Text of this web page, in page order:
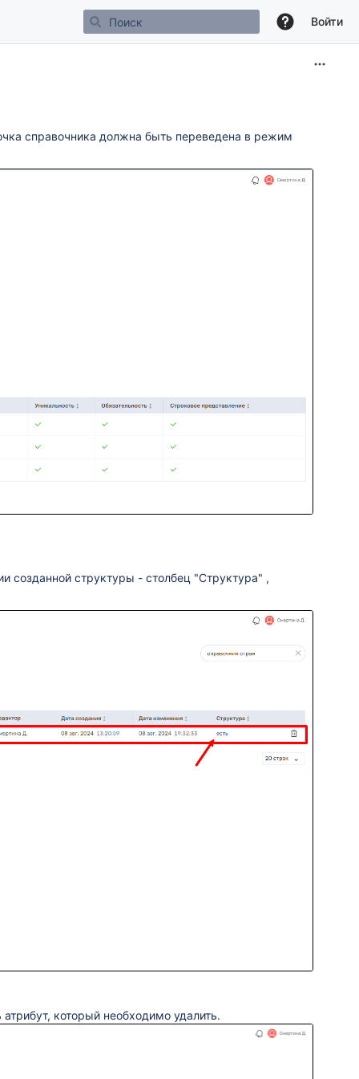
Войти
справочника должна быть переведена в режим
созданной структуры - столбец "Структура" ,
который необходимо удалить.